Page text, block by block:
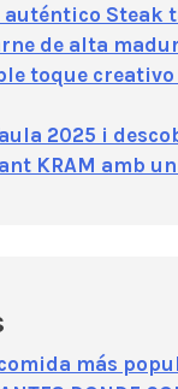
auténtico Steak
de alta
toque creativo
2025 i
KRAM amb
más